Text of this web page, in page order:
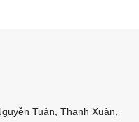
Tuân, Thanh Xuân,